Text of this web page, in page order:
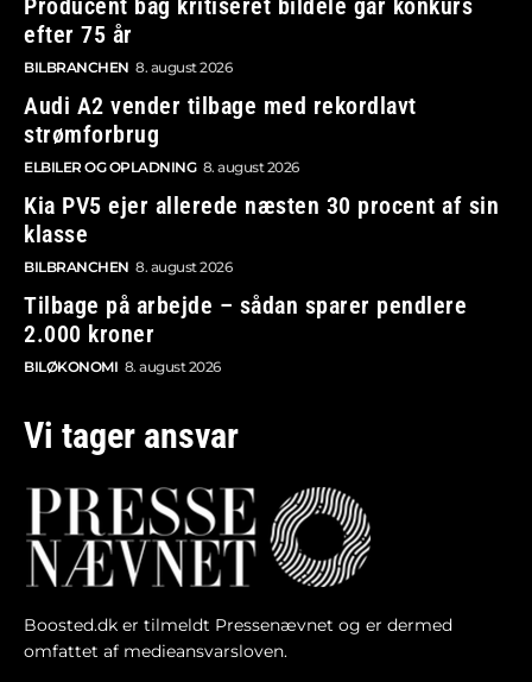
Producent bag kritiseret bildele går konkurs
efter 75 år
BILBRANCHEN 8. august 2026
Audi A2 vender tilbage med rekordlavt
strømforbrug
ELBILER OG OPLADNING 8. august 2026
Kia PV5 ejer allerede næsten 30 procent af sin
klasse
BILBRANCHEN 8. august 2026
Tilbage på arbejde – sådan sparer pendlere
2.000 kroner
BILØKONOMI 8. august 2026
Vi tager ansvar
Boosted.dk er tilmeldt Pressenævnet og er dermed
omfattet af medieansvarsloven.